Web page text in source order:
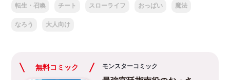
転生・召喚 チート スローライフ おっぱい 魔法
なろう 大人向け
無料コミック モンスターコミック